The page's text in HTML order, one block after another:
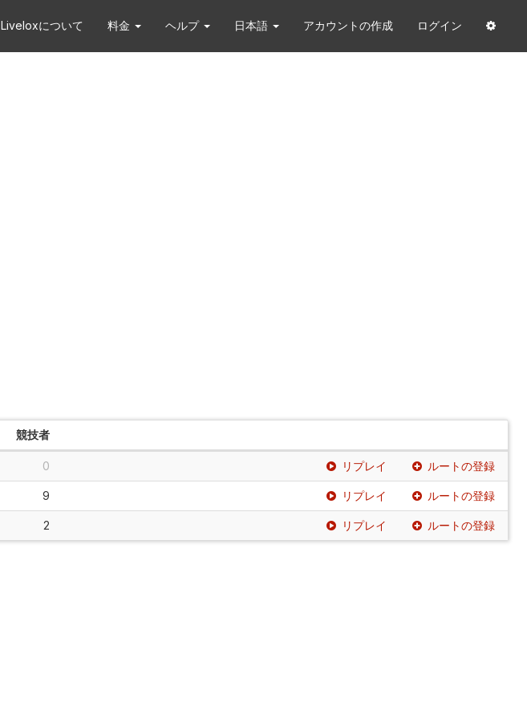
Liveloxについて 料金 ヘルプ 日本語 アカウントの作成 ログイン
競技者
0 リプレイ ルートの登録
9 リプレイ ルートの登録
2 リプレイ ルートの登録